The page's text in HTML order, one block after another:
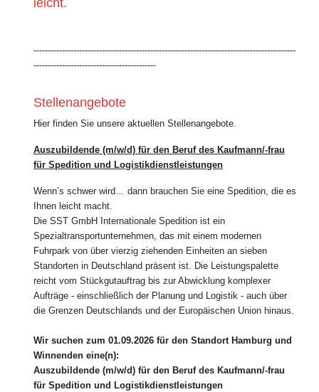
leicht.
--------------------------------------------------------------------------------------------
-------------------------------------------
Stellenangebote
Hier finden Sie unsere aktuellen Stellenangebote.
Auszubildende (m/w/d) für den Beruf des Kaufmann/-frau
für Spedition und Logistikdienstleistungen
Wenn’s schwer wird… dann brauchen Sie eine Spedition, die es
Ihnen leicht macht.
Die SST GmbH Internationale Spedition ist ein
Spezialtransportunternehmen, das mit einem modernen
Fuhrpark von über vierzig ziehenden Einheiten an sieben
Standorten in Deutschland präsent ist. Die Leistungspalette
reicht vom Stückgutauftrag bis zur Abwicklung komplexer
Aufträge - einschließlich der Planung und Logistik - auch über
die Grenzen Deutschlands und der Europäischen Union hinaus.
Wir suchen zum 01.09.2026 für den Standort Hamburg und
Winnenden eine(n):
Auszubildende (m/w/d) für den Beruf des Kaufmann/-frau
für Spedition und Logistikdienstleistungen